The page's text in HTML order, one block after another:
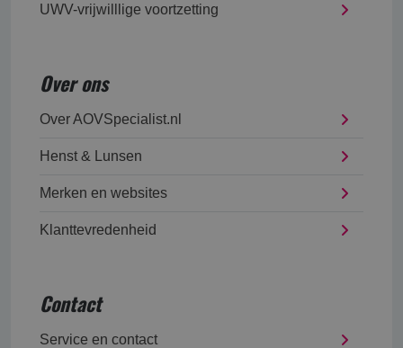
UWV-vrijwilllige voortzetting
Over ons
Over AOVSpecialist.nl
Henst & Lunsen
Merken en websites
Klanttevredenheid
Contact
Service en contact